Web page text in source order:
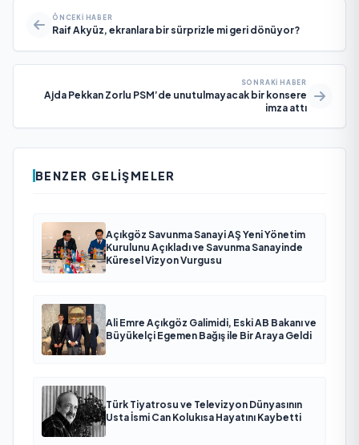
ÖNCEKI HABER
Raif Akyüz, ekranlara bir sürprizle mi geri dönüyor?
SONRAKI HABER
Ajda Pekkan Zorlu PSM’de unutulmayacak bir konsere
imza attı
BENZER GELIŞMELER
Açıkgöz Savunma Sanayi AŞ Yeni Yönetim
Kurulunu Açıkladı ve Savunma Sanayinde
Küresel Vizyon Vurgusu
Ali Emre Açıkgöz Galimidi, Eski AB Bakanı ve
Büyükelçi Egemen Bağış ile Bir Araya Geldi
Türk Tiyatrosu ve Televizyon Dünyasının
Usta İsmi Can Kolukısa Hayatını Kaybetti